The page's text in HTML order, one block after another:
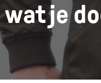
je